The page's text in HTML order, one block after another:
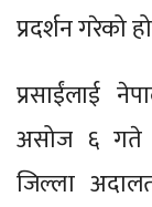
प्रदर्शन गरेको
प्रसाईंलाई
असोज ६ गते
जिल्ला